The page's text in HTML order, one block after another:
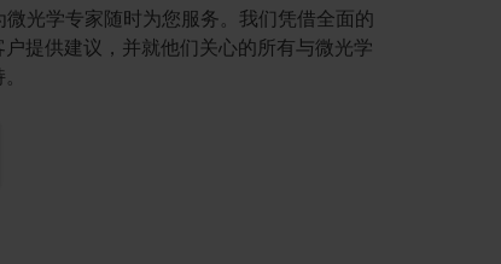
光学专家随时为您服务。我们凭借全面的
提供建议，并就他们关心的所有与微光学